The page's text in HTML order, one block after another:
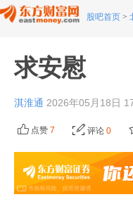
股吧首页 >
求安慰
淇淮通 2026年05月18日
点赞 7 评论 0